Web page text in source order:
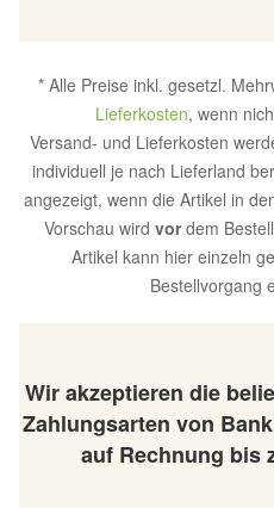
* Alle Preise inkl. gesetzl.
Lieferkosten, wenn
Versand- und Lieferkosten
individuell je nach Lieferland
angezeigt, wenn die Artikel in
Vorschau wird vordem
Artikel kann hier einzeln
Bestellvorgang
Wir akzeptieren die
Zahlungsarten von
auf Rechnung bis